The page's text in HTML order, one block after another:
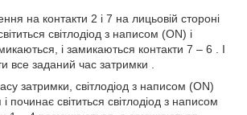
на контакти 2 і 7 на лицьовій стороні
світлодіод з написом (ON) і
і замикаються контакти 7 – 6 . І
все заданий час затримки .
затримки, світлодіод з написом (ON)
і починає світиться світлодіод з написом